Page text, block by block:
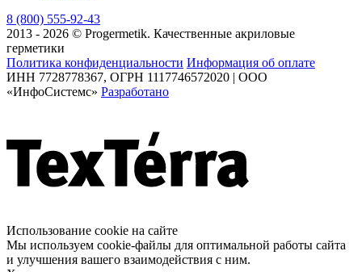
8 (800) 555-92-43
2013 - 2026 © Progermetik. Качественные акриловые
герметики
Политика конфиденциальности Информация об оплате
ИНН 7728778367, ОГРН 1117746572020 | ООО
«ИнфоСистемс» Разработано
Использование cookie на сайте
Мы используем cookie-файлы для оптимальной работы сайта
и улучшения вашего взаимодействия с ним.